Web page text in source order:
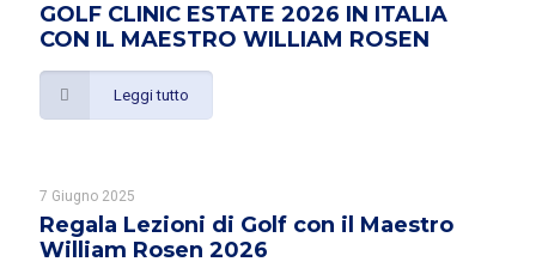
GOLF CLINIC ESTATE 2026 IN ITALIA
CON IL MAESTRO WILLIAM ROSEN
Leggi tutto
7 Giugno 2025
Regala Lezioni di Golf con il Maestro
William Rosen 2026